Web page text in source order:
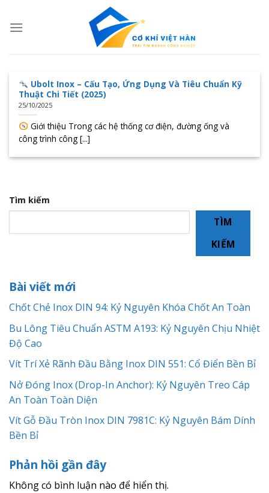
Ubolt Inox – Cấu Tạo, Ứng Dụng Và Tiêu Chuẩn Kỹ
Thuật Chi Tiết (2025)
25/10/2025
Giới thiệu Trong các hệ thống cơ điện, đường ống và
công trình công [...]
Tìm kiếm
TÌM
KIẾM
Bài viết mới
Chốt Chẻ Inox DIN 94: Kỷ Nguyên Khóa Chốt An Toàn
Bu Lông Tiêu Chuẩn ASTM A193: Kỷ Nguyên Chịu Nhiệt
Độ Cao
Vít Trí Xẻ Rãnh Đầu Bằng Inox DIN 551: Cổ Điển Bền Bỉ
Nở Đóng Inox (Drop-In Anchor): Kỷ Nguyên Treo Cáp
An Toàn Toàn Diện
Vít Gỗ Đầu Tròn Inox DIN 7981C: Kỷ Nguyên Bám Dính
Bền Bỉ
Phản hồi gần đây
Không có bình luận nào để hiển thị.